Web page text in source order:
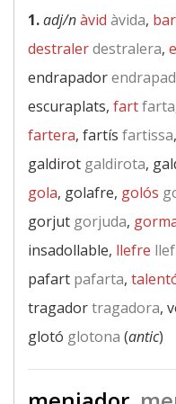
1.adj/nàvid àvida,
destralerdestralera,
endrapador
escuraplats, fartfarta
fartera, fartís fartissa
galdirot galdirota,
gola, golafre, golós
gorjut gorjuda,
insadollable, llefre
pafart pafarta,
tragadortragadora,
glotó glotona (antic)